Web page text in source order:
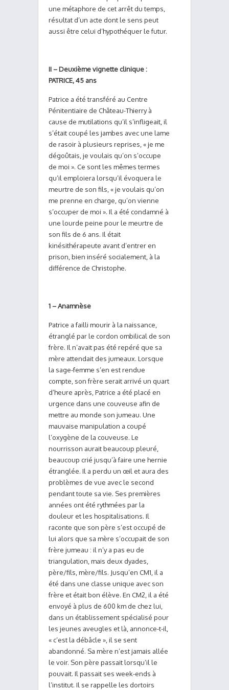
une métaphore de cet arrêt du temps,
résultat d’un acte dont le sens peut
aussi être celui d’hypothéquer le futur.
II – Deuxième vignette clinique :
PATRICE, 45 ans
Patrice a été transféré au Centre
Pénitentiaire de Château-Thierry à
cause de mutilations qu’il s’infligeait, il
s’était coupé les jambes avec une lame
de rasoir à plusieurs reprises, « je me
dégoûtais, je voulais qu’on s’occupe
de moi ». Ce sont les mêmes termes
qu’il emploiera lorsqu’il évoquera le
meurtre de son fils, « je voulais qu’on
me prenne en charge, qu’on vienne
s’occuper de moi ». Il a été condamné à
une lourde peine pour le meurtre de
son fils de 6 ans. Il était
kinésithérapeute avant d’entrer en
prison, bien inséré socialement, à la
différence de Christophe.
1 – Anamnèse
Patrice a failli mourir à la naissance,
étranglé par le cordon ombilical de son
frère. Il n’avait pas été repéré que sa
mère attendait des jumeaux. Lorsque
la sage-femme s’en est rendue
compte, son frère serait arrivé un quart
d’heure après, Patrice a été placé en
urgence dans une couveuse afin de
mettre au monde son jumeau. Une
mauvaise manipulation a coupé
l’oxygène de la couveuse. Le
nourrisson aurait beaucoup pleuré,
beaucoup crié jusqu’à faire une hernie
étranglée. Il a perdu un œil et aura des
problèmes de vue avec le second
pendant toute sa vie. Ses premières
années ont été rythmées par la
douleur et les hospitalisations. Il
raconte que son père s’est occupé de
lui alors que sa mère s’occupait de son
frère jumeau : il n’y a pas eu de
triangulation, mais deux dyades,
père/fils, mère/fils. Jusqu’en CM1, il a
été dans une classe unique avec son
frère et était bon élève. En CM2, il a été
envoyé à plus de 600 km de chez lui,
dans un établissement spécialisé pour
les jeunes aveugles et là, annonce-t-il,
« c’est la débâcle », il se sent
abandonné. Sa mère n’est jamais allée
le voir. Son père passait lorsqu’il le
pouvait. Il passait ses week-ends à
l’institut. Il se rappelle les dortoirs